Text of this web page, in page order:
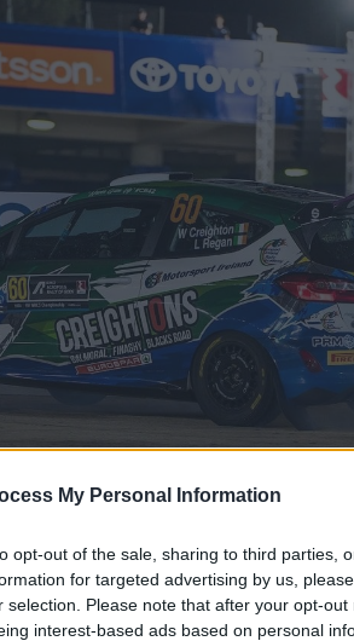
My Personal Information
opt-out of the sale, sharing to third parties,
for targeted advertising by us,
selection. Please note that after your opt-
interest-based ads based on personal